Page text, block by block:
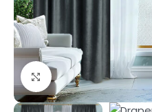
Fă clic pentru a mări